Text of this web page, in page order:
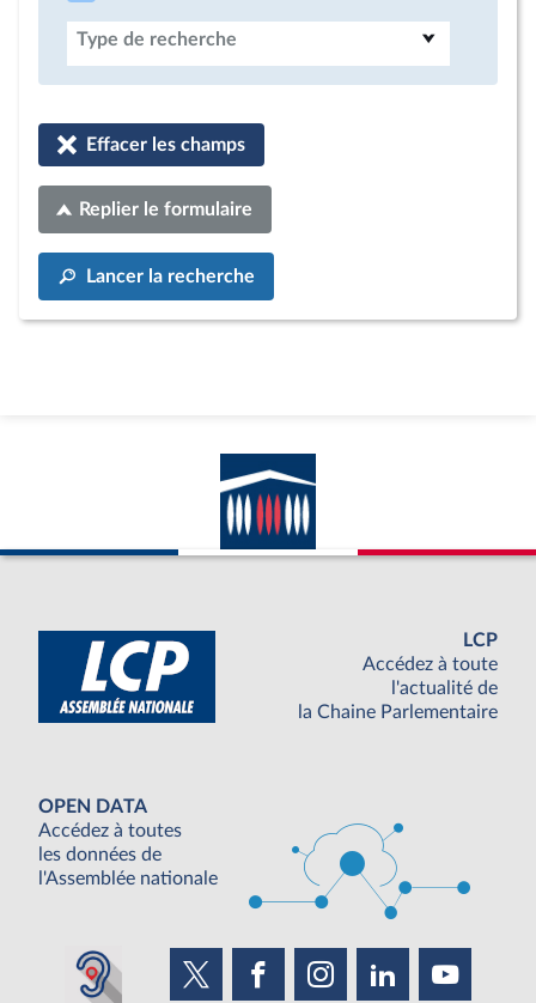
Type de recherche
Effacer les champs
Replier le formulaire
Lancer la recherche
LCP
Accédez à toute
l'actualité de
la Chaine Parlementaire
OPEN DATA
Accédez à toutes
les données de
l'Assemblée nationale